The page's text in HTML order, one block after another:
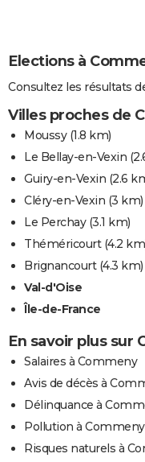
Elections à
Consultez les résultats
Villes proches de
Moussy(1.8 km)
Le Bellay-en-Vexin
Guiry-en-Vexin (2.6
Cléry-en-Vexin (3 km)
Le Perchay(3.1 km)
Théméricourt(4.2
Brignancourt(4.3 km)
Val-d'Oise
Île-de-France
En savoir plus sur
Salaires à Commeny
Avis de décès à
Délinquance à
Pollution à Commeny
Risques naturels à